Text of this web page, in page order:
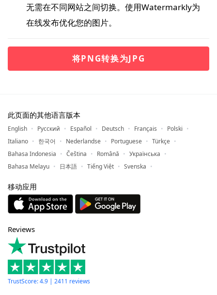
无需在不同网站之间切换。使用Watermarkly为
在线发布优化您的图片。
将PNG转换为JPG
此页面的其他语言版本
English Русский Español Deutsch Français
Polski
Italiano
한국어 Nederlandse Portuguese
Türkçe
Bahasa Indonesia
Čeština Română
Українська
Bahasa Melayu
日本語 Tiếng Việt Svenska
移动应用
Reviews
TrustScore: 4.9 | 2411 reviews